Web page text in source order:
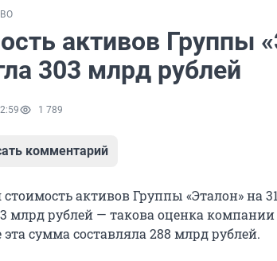
активов Группы
303 млрд рублей
1 789
комментарий
активов Группы «Эталон» на
млрд рублей — такова оценка
эта сумма составляла 288 млрд рублей.